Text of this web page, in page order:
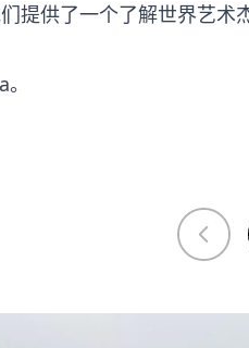
提供了一个了解世界艺术